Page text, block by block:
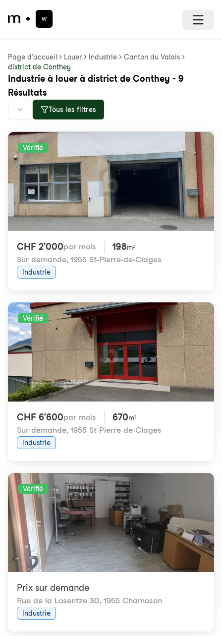
Page d'accueil Louer Industrie
Canton du Valais
district de Conthey
Industrie à louer à district de Conthey - 9
Résultats
Tous les filtres
Vérifié
CHF 2'000par mois 198m²
Sur demande, 1955 St-Pierre-de-Clages
Industrie
Vérifié
CHF 6'600par mois 670m²
Sur demande, 1955 St-Pierre-de-Clages
Industrie
Vérifié
Prix ​​sur demande
Rue de la Losentze 30, 1955 Chamoson
Industrie